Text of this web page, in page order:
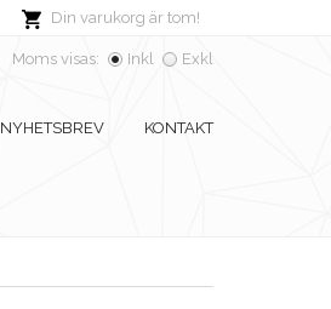
Din varukorg är tom!
Moms visas: Inkl Exkl
NYHETSBREV KONTAKT